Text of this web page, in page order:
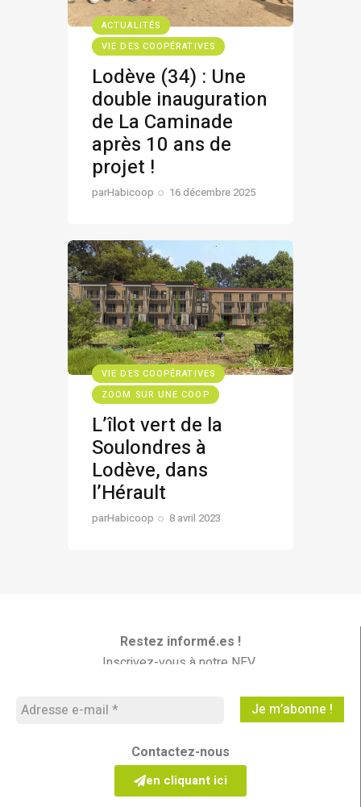
ACTUALITÉS
VIE DES COOPÉRATIVES
Lodève (34) : Une
double inauguration
de La Caminade
après 10 ans de
projet !
parHabicoop 16 décembre 2025
VIE DES COOPÉRATIVES
ZOOM SUR UNE COOP
L’îlot vert de la
Soulondres à
Lodève, dans
l’Hérault
parHabicoop 8 avril 2023
Restez informé.es !
Inscrivez-vous à notre NEV
Contactez-nous
en cliquant ici